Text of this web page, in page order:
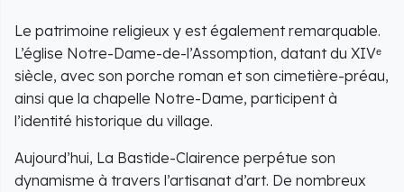
Le patrimoine religieux y est également remarquable.
L’église Notre-Dame-de-l’Assomption, datant du XIVᵉ
siècle, avec son porche roman et son cimetière-préau,
ainsi que la chapelle Notre-Dame, participent à
l’identité historique du village.
Aujourd’hui, La Bastide-Clairence perpétue son
dynamisme à travers l’artisanat d’art. De nombreux